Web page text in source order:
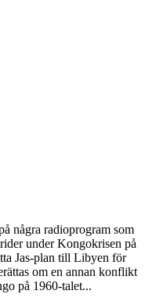
några radioprogram som
under Kongokrisen på
Jas-plan till Libyen för
om en annan konflikt
på 1960-talet...